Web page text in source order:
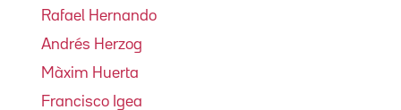
Rafael Hernando
Andrés Herzog
Màxim Huerta
Francisco Igea